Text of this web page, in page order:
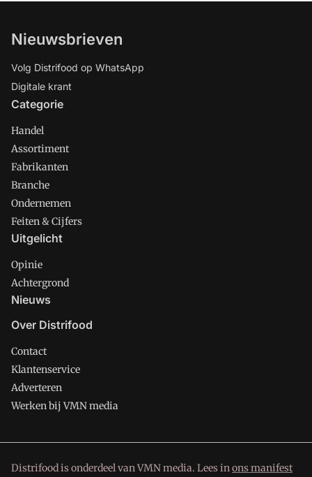
Nieuwsbrieven
Volg Distrifood op WhatsApp
Digitale krant
Categorie
Handel
Assortiment
Fabrikanten
Branche
Ondernemen
Feiten & Cijfers
Uitgelicht
Opinie
Achtergrond
Nieuws
Over Distrifood
Contact
Klantenservice
Adverteren
Werken bij VMN media
Distrifood is onderdeel van VMN media. Lees inons manifest